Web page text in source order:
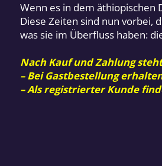
Wenn es in dem äthiopischen
Diese Zeiten sind nun vorbei,
was sie im Überfluss haben:
Nach Kauf und Zahlung
– Bei Gastbestellung
– Als registrierter Kunde